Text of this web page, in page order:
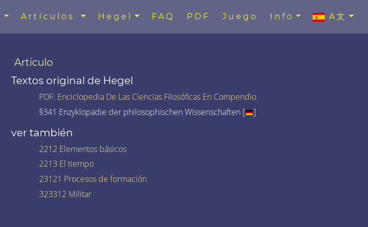
Artículos Hegel FAQ PDF Juego Info A文
Artículo
Textos original de Hegel
PDF: Enciclopedia De Las Ciencias Filosóficas En Compendio
§341 Enzyklopädie der philosophischen Wissenschaften [
]
ver también
2212 Elementos básicos
2213 El tiempo
23121 Procesos de formación
323312 Militar